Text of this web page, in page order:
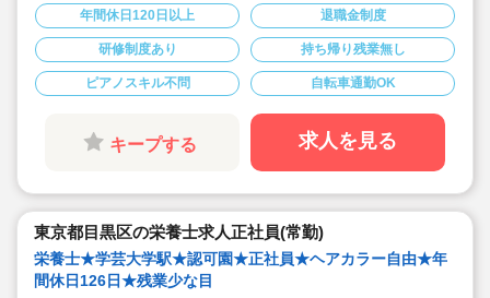
します♪
◆月給25万～/別途経験手当あり☆
◆年間休日123日。有給は入社時に3日+半年後に
10日付与！特別休暇も年5日でプライベート充実
☆
◆借り上げ社宅制度あり！(敷金礼金なし)
◆介護休暇・産前産後休暇・育児休暇の取得率
100％！復帰率も83％♪
◆「食」の面から子ども達を支える、やりがいの
あるお仕事です。
年間休日120日以上 退職金制度
研修制度あり 持ち帰り残業無し
ピアノスキル不問 自転車通勤OK
キープする 求人を見る
東京都目黒区の栄養士求人正社員(常勤)
栄養士★学芸大学駅★認可園★正社員★ヘアカラー自由★年
間休日126日★残業少な目